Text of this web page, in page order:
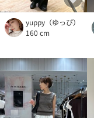
yuppy（ゆっぴ）
160 cm